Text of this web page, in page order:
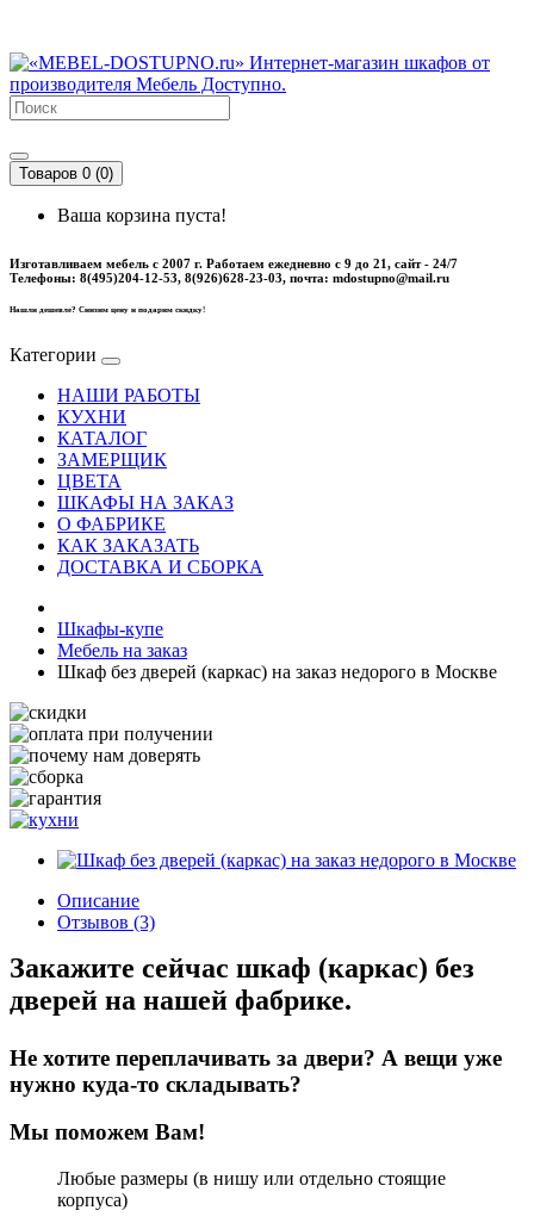
Товаров 0 (0)
Ваша корзина пуста!
Изготавливаем мебель с 2007 г. Работаем ежедневно с 9 до 21, cайт - 24/7
Телефоны: 8(495)204-12-53, 8(926)628-23-03, почта: mdostupno@mail.ru
Нашли дешевле? Снизим цену и подарим скидку!
Категории
НАШИ РАБОТЫ
КУХНИ
КАТАЛОГ
ЗАМЕРЩИК
ЦВЕТА
ШКАФЫ НА ЗАКАЗ
О ФАБРИКЕ
КАК ЗАКАЗАТЬ
ДОСТАВКА И СБОРКА
Шкафы-купе
Мебель на заказ
Шкаф без дверей (каркас) на заказ недорого в Москве
Описание
Отзывов (3)
Закажите сейчас шкаф (каркас) без
дверей на нашей фабрике.
Не хотите переплачивать за двери? А вещи уже
нужно куда-то складывать?
Мы поможем Вам!
Любые размеры (в нишу или отдельно стоящие
корпуса)